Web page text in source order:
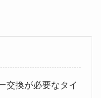
交換が必要なタイ